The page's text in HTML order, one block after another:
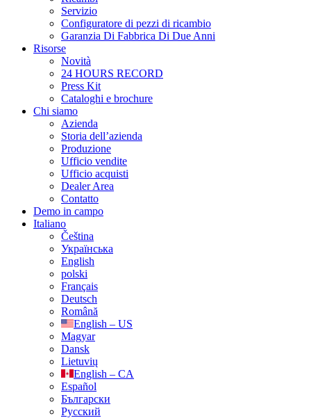
Servizio
Configuratore di pezzi di ricambio
Garanzia Di Fabbrica Di Due Anni
Risorse
Novità
24 HOURS RECORD
Press Kit
Cataloghi e brochure
Chi siamo
Azienda
Storia dell’azienda
Produzione
Ufficio vendite
Ufficio acquisti
Dealer Area
Contatto
Demo in campo
Italiano
Čeština
Українська
English
polski
Français
Deutsch
Română
English – US
Magyar
Dansk
Lietuvių
English – CA
Español
Български
Русский